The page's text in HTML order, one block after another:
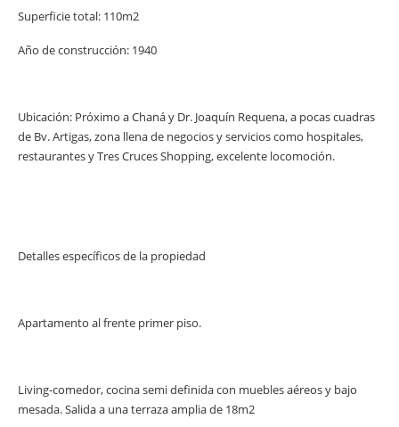
Superficie total: 110m2
Año de construcción: 1940
Ubicación: Próximo a Chaná y Dr. Joaquín Requena, a pocas cuadras
de Bv. Artigas, zona llena de negocios y servicios como hospitales,
restaurantes y Tres Cruces Shopping, excelente locomoción.
Detalles específicos de la propiedad
Apartamento al frente primer piso.
Living-comedor, cocina semi definida con muebles aéreos y bajo
mesada. Salida a una terraza amplia de 18m2